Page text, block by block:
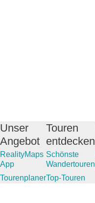
Unser
Angebot
RealityMaps
App
Tourenplaner
Touren
entdecken
Schönste
Wandertouren
Top-Touren